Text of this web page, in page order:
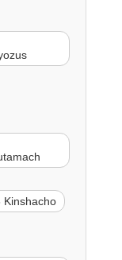
Kinshacho